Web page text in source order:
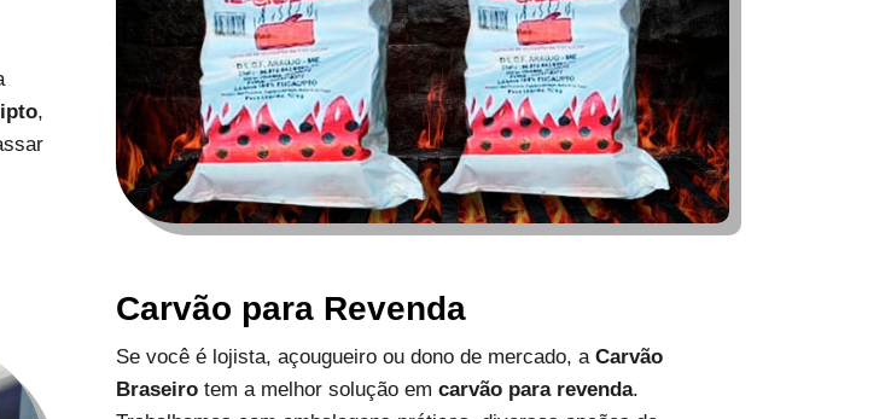
,
Carvão para Revenda
Se você é lojista, açougueiro ou dono de mercado, a Carvão
Braseirotem a melhor solução em carvão para revenda.